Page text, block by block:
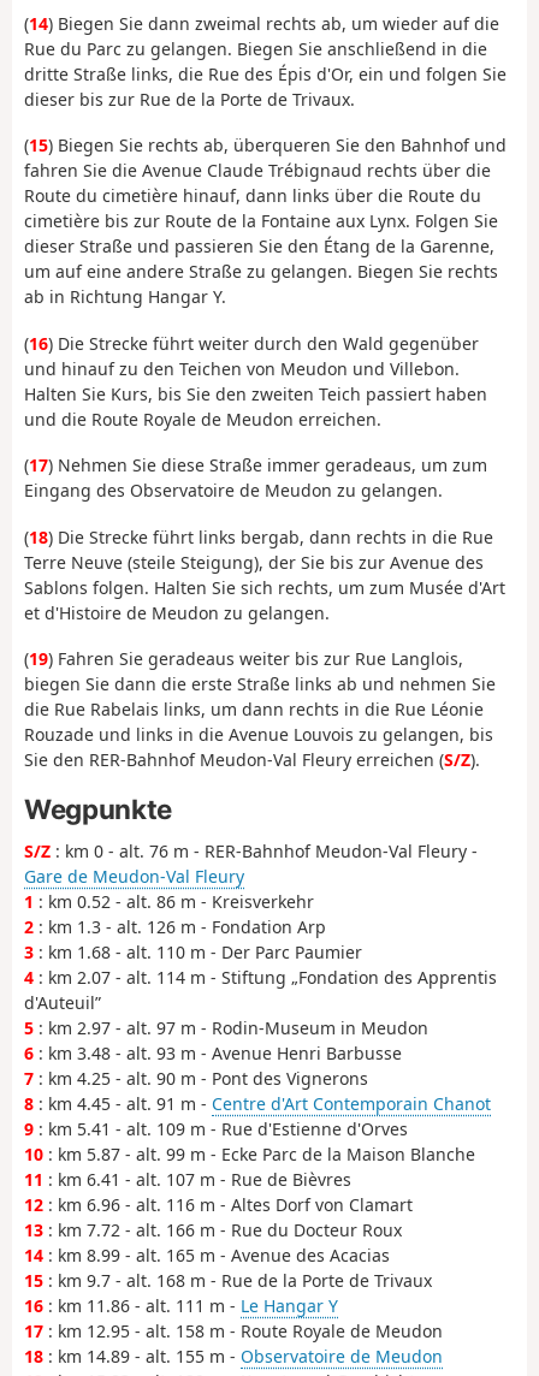
(14) Biegen Sie dann zweimal rechts ab, um wieder auf die
Rue du Parc zu gelangen. Biegen Sie anschließend in die
dritte Straße links, die Rue des Épis d'Or, ein und folgen Sie
dieser bis zur Rue de la Porte de Trivaux.
(15) Biegen Sie rechts ab, überqueren Sie den Bahnhof und
fahren Sie die Avenue Claude Trébignaud rechts über die
Route du cimetière hinauf, dann links über die Route du
cimetière bis zur Route de la Fontaine aux Lynx. Folgen Sie
dieser Straße und passieren Sie den Étang de la Garenne,
um auf eine andere Straße zu gelangen. Biegen Sie rechts
ab in Richtung Hangar Y.
(16) Die Strecke führt weiter durch den Wald gegenüber
und hinauf zu den Teichen von Meudon und Villebon.
Halten Sie Kurs, bis Sie den zweiten Teich passiert haben
und die Route Royale de Meudon erreichen.
(17) Nehmen Sie diese Straße immer geradeaus, um zum
Eingang des Observatoire de Meudon zu gelangen.
(18) Die Strecke führt links bergab, dann rechts in die Rue
Terre Neuve (steile Steigung), der Sie bis zur Avenue des
Sablons folgen. Halten Sie sich rechts, um zum Musée d'Art
et d'Histoire de Meudon zu gelangen.
(19) Fahren Sie geradeaus weiter bis zur Rue Langlois,
biegen Sie dann die erste Straße links ab und nehmen Sie
die Rue Rabelais links, um dann rechts in die Rue Léonie
Rouzade und links in die Avenue Louvois zu gelangen, bis
Sie den RER-Bahnhof Meudon-Val Fleury erreichen (S/Z).
Wegpunkte
S/Z : km 0 - alt. 76 m - RER-Bahnhof Meudon-Val Fleury -
Gare de Meudon-Val Fleury
1 : km 0.52 - alt. 86 m - Kreisverkehr
2 : km 1.3 - alt. 126 m - Fondation Arp
3 : km 1.68 - alt. 110 m - Der Parc Paumier
4 : km 2.07 - alt. 114 m - Stiftung „Fondation des Apprentis
d'Auteuil”
5 : km 2.97 - alt. 97 m - Rodin-Museum in Meudon
6 : km 3.48 - alt. 93 m - Avenue Henri Barbusse
7 : km 4.25 - alt. 90 m - Pont des Vignerons
8 : km 4.45 - alt. 91 m - Centre d'Art Contemporain Chanot
9 : km 5.41 - alt. 109 m - Rue d'Estienne d'Orves
10 : km 5.87 - alt. 99 m - Ecke Parc de la Maison Blanche
11 : km 6.41 - alt. 107 m - Rue de Bièvres
12 : km 6.96 - alt. 116 m - Altes Dorf von Clamart
13 : km 7.72 - alt. 166 m - Rue du Docteur Roux
14 : km 8.99 - alt. 165 m - Avenue des Acacias
15 : km 9.7 - alt. 168 m - Rue de la Porte de Trivaux
16 : km 11.86 - alt. 111 m - Le Hangar Y
17 : km 12.95 - alt. 158 m - Route Royale de Meudon
18 : km 14.89 - alt. 155 m - Observatoire de Meudon